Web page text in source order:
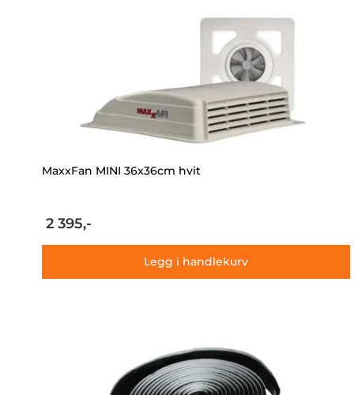
MaxxFan MINI 36x36cm hvit
2 395,-
Legg i handlekurv